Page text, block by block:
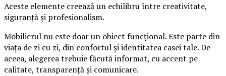
Aceste elemente creează un echilibru între creativitate,
siguranță și profesionalism.
Mobilierul nu este doar un obiect funcțional. Este parte din
viața de zi cu zi, din confortul și identitatea casei tale. De
aceea, alegerea trebuie făcută informat, cu accent pe
calitate, transparență și comunicare.